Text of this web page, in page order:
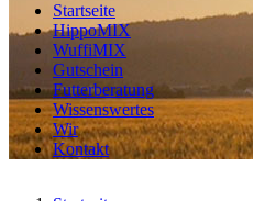
Startseite
HippoMIX
WuffiMIX
Gutschein
Futterberatung
Wissenswertes
Wir
Kontakt